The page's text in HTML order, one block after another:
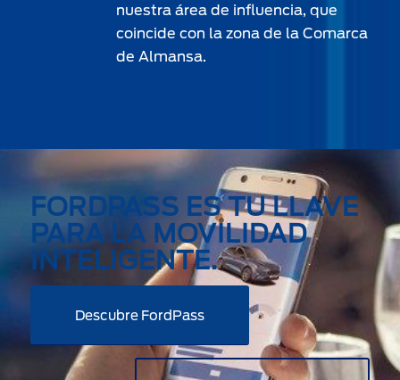
nuestra área de influencia, que
coincide con la zona de la Comarca
de Almansa.
FORDPASS ES TU LLAVE
PARA LA MOVILIDAD
INTELIGENTE.
Descubre FordPass